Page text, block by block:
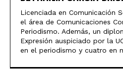
Licenciada en Comunicación
el área de Comunicaciones
Periodismo. Además, un
Expresión auspiciado por la
en el periodismo y cuatro en